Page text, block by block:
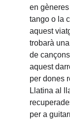
en
tango o la
aquest
trobarà
de
aquest
per dones
Llatina al
per a